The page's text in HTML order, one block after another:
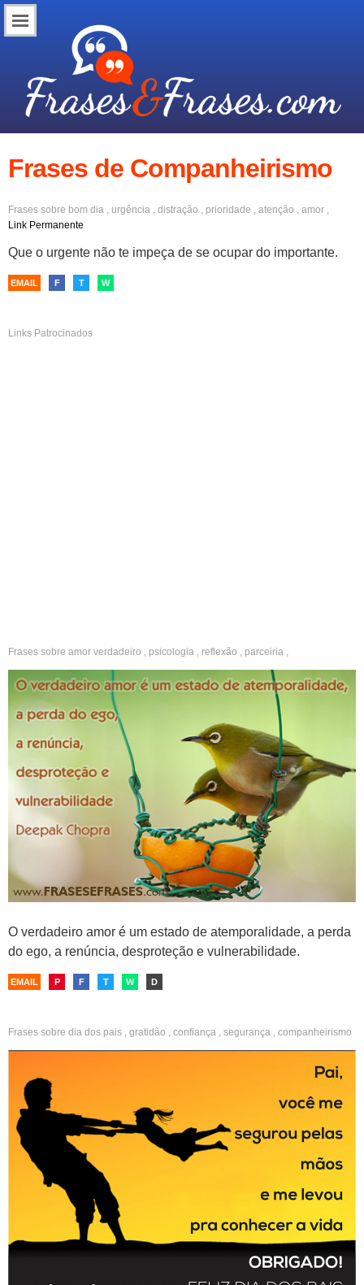
Frases de Companheirismo
Frases sobre bom dia , urgência , distração , prioridade , atenção , amor ,
companheirismo,
Link Permanente
Que o urgente não te impeça de se ocupar do importante.
EMAIL F T W
Links Patrocinados
Frases sobre amor verdadeiro , psicologia , reflexão , parceiria ,
O verdadeiro amor é um estado de atemporalidade, a perda
do ego, a renúncia, desproteção e vulnerabilidade.
EMAIL P F T W D
Frases sobre dia dos pais , gratidão , confiança , segurança , companheirismo